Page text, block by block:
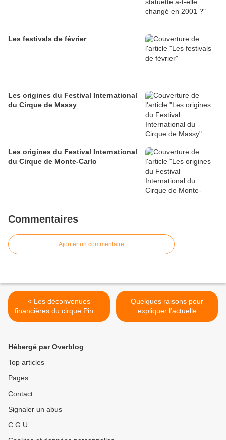
Les festivals de février
Les origines du Festival International
du Cirque de Massy
Les origines du Festival International
du Cirque de Monte-Carlo
Commentaires
Ajouter un commentaire
< Les déconvenues
financières du cirque Pinder
(3ème époque), de Jean
Quelques raisons pour
expliquer l’actuelle
mauvaise passe du cirque
Hébergé par Overblog
Top articles
Pages
Contact
Signaler un abus
C.G.U.